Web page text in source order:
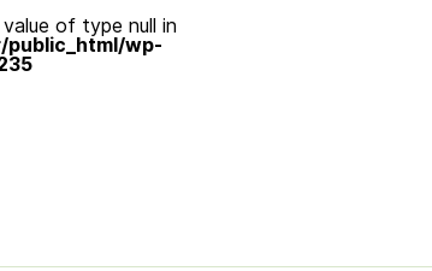
of type null in
public_html/wp-